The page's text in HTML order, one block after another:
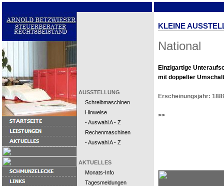
AUSSTELLUNG
Schreibmaschinen
Hinweise
- Auswahl A - Z
Rechenmaschinen
- Auswahl A - Z
AKTUELLES
Monats-Info
Tagesmeldungen
KLEINE
National
Einzigartige
mit doppelter
Erscheinungsjahr:
>>